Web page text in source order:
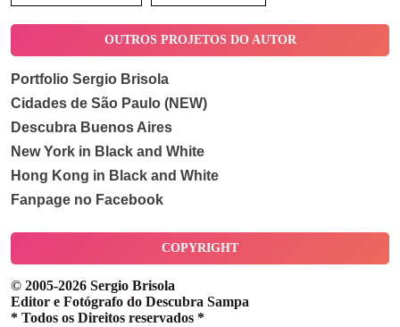
OUTROS PROJETOS DO AUTOR
Portfolio Sergio Brisola
Cidades de São Paulo (NEW)
Descubra Buenos Aires
New York in Black and White
Hong Kong in Black and White
Fanpage no Facebook
COPYRIGHT
© 2005-2026 Sergio Brisola
Editor e Fotógrafo do Descubra Sampa
* Todos os Direitos reservados *